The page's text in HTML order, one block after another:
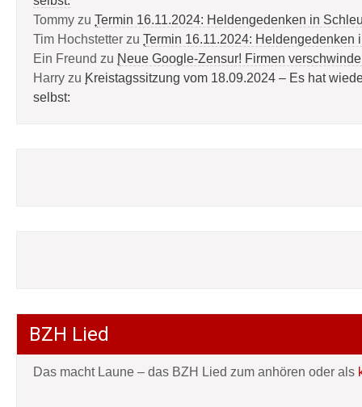
Tommy zu Termin 16.11.2024: Heldengedenken in
Tim Hochstetter zu Termin 16.11.2024: Heldengedenken
Ein Freund zu Neue Google-Zensur! Firmen
Harry zu Kreistagssitzung vom 18.09.2024 – Es hat
selbst:
BZH Lied
Das macht Laune – das BZH Lied zum anhören oder als